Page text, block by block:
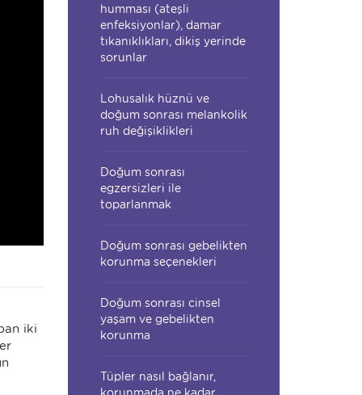
iki
humması (ateşli
enfeksiyonlar), damar
tıkanıklıkları, dikiş yerinde
sorunlar
Lohusalık hüznü ve
doğum sonrası melankolik
ruh değişiklikleri
Doğum sonrası
egzersizleri ile
toparlanmak
Doğum sonrası gebelikten
korunma seçenekleri
Doğum sonrası cinsel
yaşam ve gebelikten
korunma
Tüpler nasıl bağlanır,